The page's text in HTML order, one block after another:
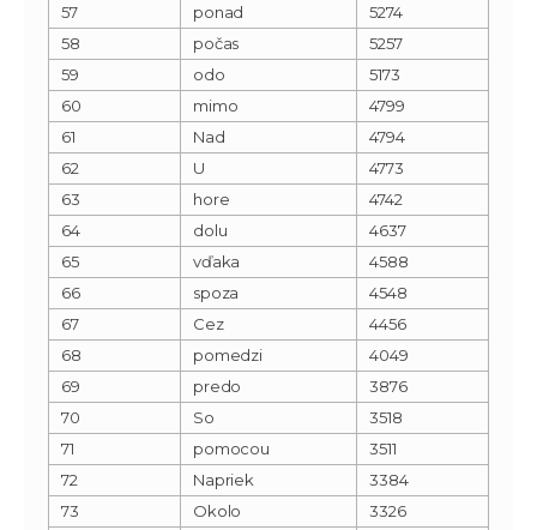
57
ponad
5274
58
počas
5257
59
odo
5173
60
mimo
4799
61
Nad
4794
62
U
4773
63
hore
4742
64
dolu
4637
65
vďaka
4588
66
spoza
4548
67
Cez
4456
68
pomedzi
4049
69
predo
3876
70
So
3518
71
pomocou
3511
72
Napriek
3384
73
Okolo
3326